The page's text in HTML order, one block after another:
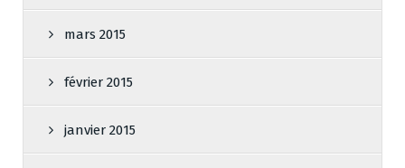
mars 2015
février 2015
janvier 2015